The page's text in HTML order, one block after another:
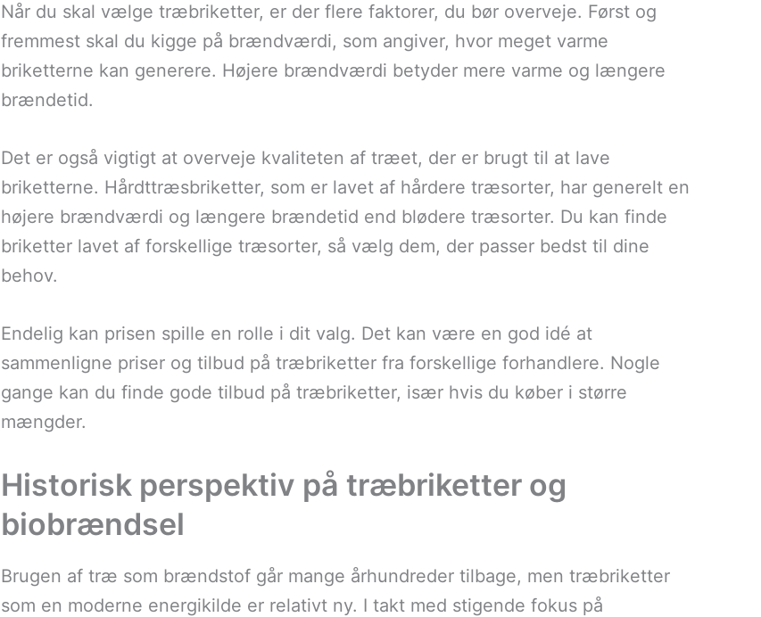
Når du skal vælge træbriketter, er der flere faktorer, du bør overveje. Først og
fremmest skal du kigge på brændværdi, som angiver, hvor meget varme
briketterne kan generere. Højere brændværdi betyder mere varme og længere
brændetid.
Det er også vigtigt at overveje kvaliteten af træet, der er brugt til at lave
briketterne. Hårdttræsbriketter, som er lavet af hårdere træsorter, har generelt en
højere brændværdi og længere brændetid end blødere træsorter. Du kan finde
briketter lavet af forskellige træsorter, så vælg dem, der passer bedst til dine
behov.
Endelig kan prisen spille en rolle i dit valg. Det kan være en god idé at
sammenligne priser og tilbud på træbriketter fra forskellige forhandlere. Nogle
gange kan du finde gode tilbud på træbriketter, især hvis du køber i større
mængder.
Historisk perspektiv på træbriketter og
biobrændsel
Brugen af træ som brændstof går mange århundreder tilbage, men træbriketter
som en moderne energikilde er relativt ny. I takt med stigende fokus på